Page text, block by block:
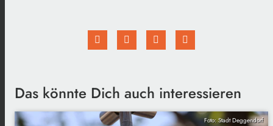
Das könnte Dich auch interessieren
Foto: Stadt Deggendorf